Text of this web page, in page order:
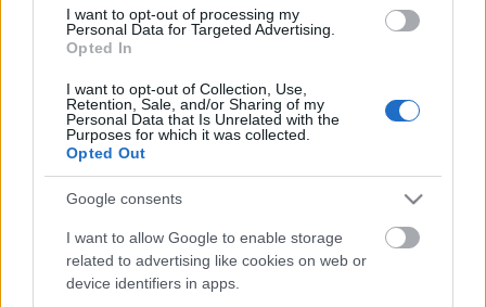
I want to opt-out of processing my
Personal Data for Targeted Advertising.
Opted In
I want to opt-out of Collection, Use,
Retention, Sale, and/or Sharing of my
Personal Data that Is Unrelated with the
Purposes for which it was collected.
Opted Out
Google consents
I want to allow Google to enable storage
related to advertising like cookies on web or
device identifiers in apps.
A Not Another Chair…
Hurrá nyár, hurrá strand!
2013. július 24.
Benne vagyunk a nyárban keményen, és úgy
gondolom nem panaszkodhatunk, mert hetek óta
szép strandidő van! Ugyan a nyaralás még előttünk
van, de azért párszor már jártunk vízparton a
gyerkőcökkel. Emlékszem, még a gyerekek előtti
időkben egy törülköző, egy újság, egy üveg…